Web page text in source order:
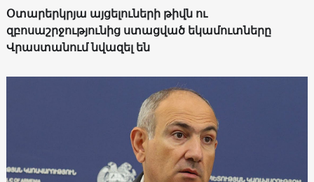
Օտարերկրյա այցելուների թիվն ու
զբոսաշրջությունից ստացված եկամուտները
Վրաստանում նվազել են